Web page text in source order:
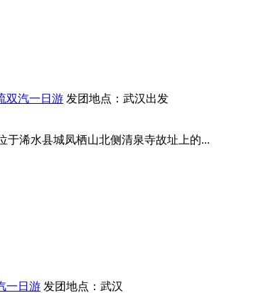
双汽一日游 发团地点：武汉出发
于浠水县城凤栖山北侧清泉寺故址上的...
一日游 发团地点：武汉